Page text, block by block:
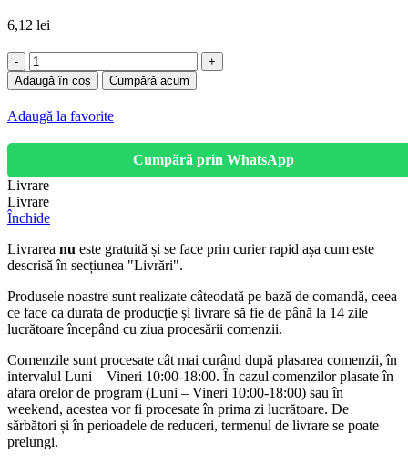
6,12 lei
Cantitate
Ansamblu
filtru
furtun
de
universal
Adaugă în coș Cumpără acum
Adaugă la favorite
Cumpără prin WhatsApp
Livrare
Livrare
Închide
Livrarea nu este gratuită și se face prin curier rapid așa cum este
descrisă în secțiunea "Livrări".
Produsele noastre sunt realizate câteodată pe bază de comandă, ceea
ce face ca durata de producție și livrare să fie de până la 14 zile
lucrătoare începând cu ziua procesării comenzii.
Comenzile sunt procesate cât mai curând după plasarea comenzii, în
intervalul Luni – Vineri 10:00-18:00. În cazul comenzilor plasate în
afara orelor de program (Luni – Vineri 10:00-18:00) sau în
weekend, acestea vor fi procesate în prima zi lucrătoare. De
sărbători și în perioadele de reduceri, termenul de livrare se poate
prelungi.